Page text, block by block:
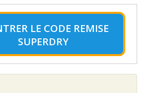
LE CODE REMISE
SUPERDRY